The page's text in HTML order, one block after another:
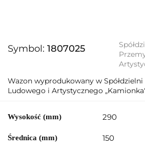
Symbol: 1807025
Wazon wyprodukowany w Spółdzielni
Ludowego i Artystycznego
Wysokość (mm) 290
Średnica (mm) 150